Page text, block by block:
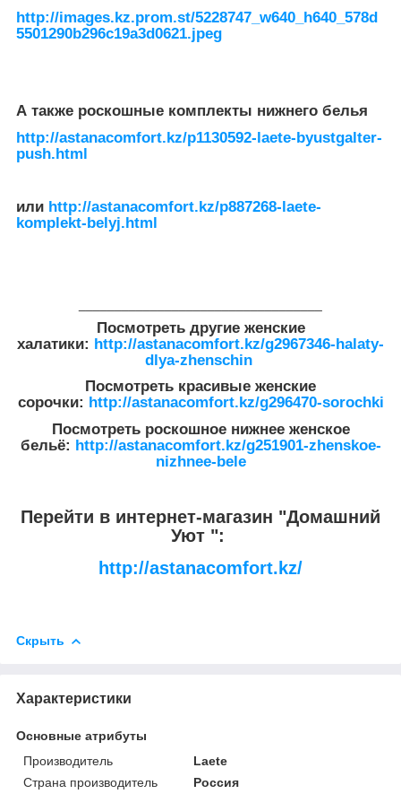
http://images.kz.prom.st/5228747_w640_h640_578d
5501290b296c19a3d0621.jpeg
А также роскошные комплекты нижнего белья
http://astanacomfort.kz/p1130592-laete-byustgalter-
push.html
или http://astanacomfort.kz/p887268-laete-
komplekt-belyj.html
Посмотреть другие женские
халатики: http://astanacomfort.kz/g2967346-halaty-
dlya-zhenschin
Посмотреть красивые женские
сорочки: http://astanacomfort.kz/g296470-sorochki
Посмотреть роскошное нижнее женское
бельё: http://astanacomfort.kz/g251901-zhenskoe-
nizhnee-bele
Перейти в интернет-магазин "Домашний
Уют ":
http://astanacomfort.kz/
Скрыть
Характеристики
Основные атрибуты
Производитель
Laete
Страна производитель
Россия